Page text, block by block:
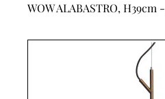
WOW ALABASTRO, H39cm -